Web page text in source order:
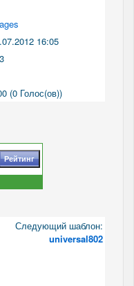
16:05
(0 Голос(ов))
Следующий шаблон:
universal802